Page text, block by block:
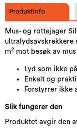
Produktinfo
Mus- og rottejager
ultralydsavskrekkere
m2 mot besøk av
Lyd som ikke
Enkelt og
Forstyrrer ikke
Slik fungerer den
Produktet avgir den